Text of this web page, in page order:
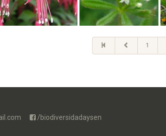
1
/biodiversidadaysen